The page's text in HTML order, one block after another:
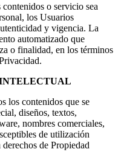
o servicio sea
los Usuarios
y vigencia. La
automatizado que
o finalidad, en los términos
los contenidos que se
diseños, textos,
nombres comerciales,
de utilización
de Propiedad